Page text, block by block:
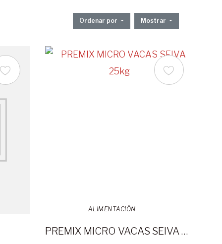
Ordenar por Mostrar
ALIMENTACIÓN
PREMIX MICRO VACAS SEIVA 25kg